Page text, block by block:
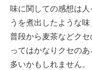
味に関しての感想は
うを煮出したような
普段から麦茶などク
ってはかなりクセの
多いかもしれません。